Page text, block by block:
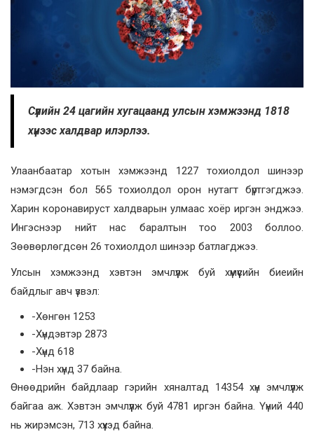
Сүүлийн 24 цагийн хугацаанд улсын хэмжээнд 1818
хүнээс халдвар илэрлээ.
Улаанбаатар хотын хэмжээнд 1227 тохиолдол шинээр
нэмэгдсэн бол 565 тохиолдол орон нутагт бүртгэгджээ.
Харин коронавируст халдварын улмаас хоёр иргэн энджээ.
Ингэснээр нийт нас баралтын тоо 2003 боллоо.
Зөөвөрлөгдсөн 26 тохиолдол шинээр батлагджээ.
Улсын хэмжээнд хэвтэн эмчлүүлж буй хүмүүсийн биеийн
байдлыг авч үзвэл:
-Хөнгөн 1253
-Хүндэвтэр 2873
-Хүнд 618
-Нэн хүнд 37 байна.
Өнөөдрийн байдлаар гэрийн хяналтад 14354 хүн эмчлүүлж
байгаа аж. Хэвтэн эмчлүүлж буй 4781 иргэн байна. Үүний 440
нь жирэмсэн, 713 хүүхэд байна.